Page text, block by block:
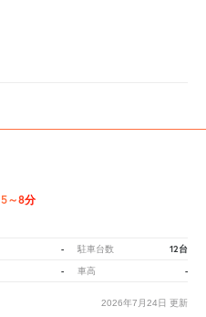
5～8分
- 駐車台数 12台
- 車高 -
2026年7月24日 更新